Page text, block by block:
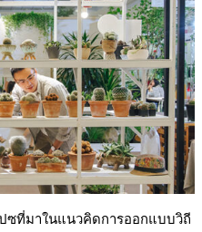
ปซที่มาในแนวคิดการออกแบบวิถี